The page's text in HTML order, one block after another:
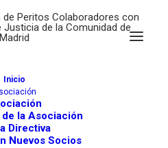
Inicio
la Asociación
Directiva
Nuevos Socios